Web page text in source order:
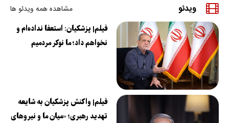
ویدئو مشاهده همه ویدئو ها
فیلم| پزشکیان: استعفا نداده‌ام و
نخواهم داد؛ ما نوکر مردمیم
فیلم| واکنش پزشکیان به شایعه
تهدید رهبری؛ «میان ما و نیروهای